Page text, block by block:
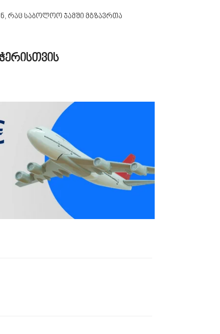
რაც საბოლოო ჯამში მგზავრთა